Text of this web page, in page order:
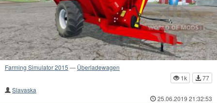
Farming Simulator 2015 — Überladewagen
1k
77
Slavaska
25.06.2019 21:32:53